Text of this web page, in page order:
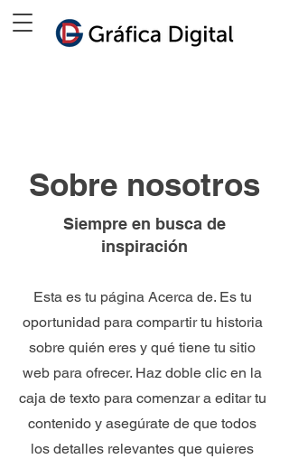
Sobre nosotros
Siempre en busca de
inspiración
Esta es tu página Acerca de. Es tu
oportunidad para compartir tu historia
sobre quién eres y qué tiene tu sitio
web para ofrecer. Haz doble clic en la
caja de texto para comenzar a editar tu
contenido y asegúrate de que todos
los detalles relevantes que quieres